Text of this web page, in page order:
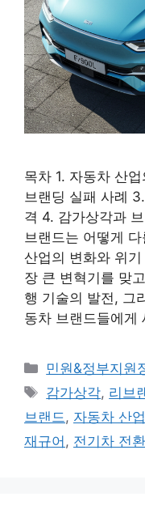
목차 1. 자동차 산
브랜딩 실패 사례
격 4. 감가상각과
브랜드는 어떻게
산업의 변화와 위
장 큰 변혁기를 맞
행 기술의 발전, 그
동차 브랜드들에게
카
테
리
민원&정부지원
태
그
감가상각, 리브
브랜드, 자동차 산업
재규어 , 전기차 전환